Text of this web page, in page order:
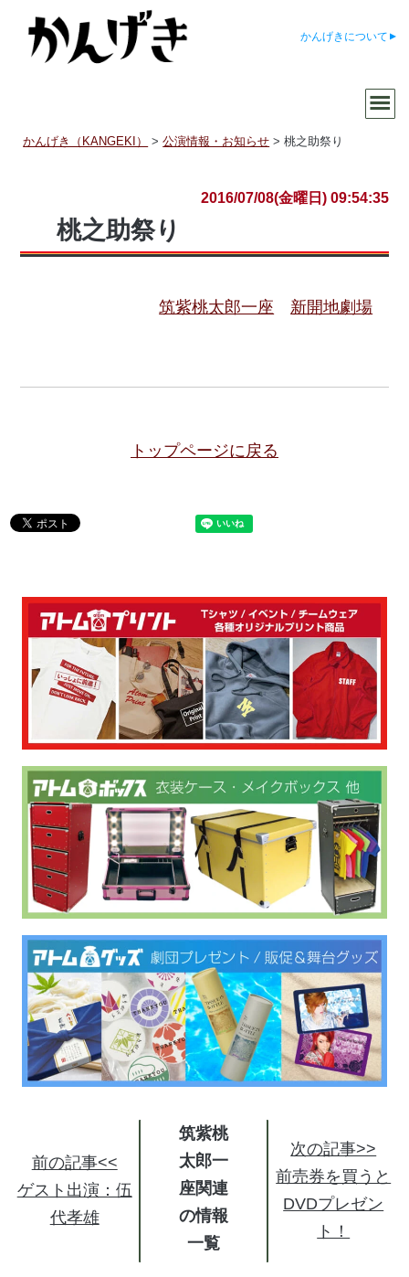
かんげきについて
かんげき（KANGEKI） >公演情報・お知らせ >桃之助祭り
2016/07/08(金曜日) 09:54:35
桃之助祭り
筑紫桃太郎一座 新開地劇場
トップページに戻る
前の記事<<
ゲスト出演：伍
代孝雄
筑紫桃
太郎一
座関連
の情報
次の記事>>
前売券を買うと
DVDプレゼン
ト！